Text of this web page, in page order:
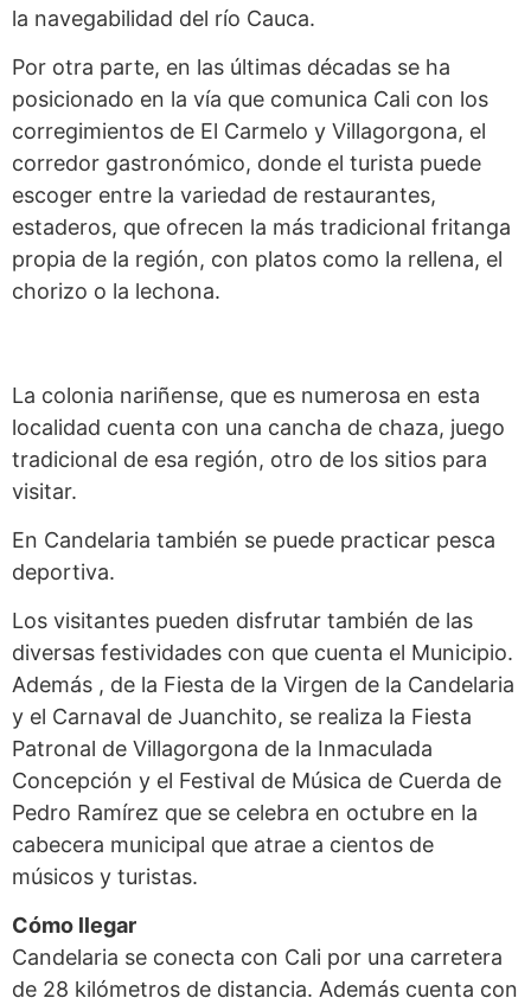
la navegabilidad del río Cauca.
Por otra parte, en las últimas décadas se ha
posicionado en la vía que comunica Cali con los
corregimientos de El Carmelo y Villagorgona, el
corredor gastronómico, donde el turista puede
escoger entre la variedad de restaurantes,
estaderos, que ofrecen la más tradicional fritanga
propia de la región, con platos como la rellena, el
chorizo o la lechona.
La colonia nariñense, que es numerosa en esta
localidad cuenta con una cancha de chaza, juego
tradicional de esa región, otro de los sitios para
visitar.
En Candelaria también se puede practicar pesca
deportiva.
Los visitantes pueden disfrutar también de las
diversas festividades con que cuenta el Municipio.
Además , de la Fiesta de la Virgen de la Candelaria
y el Carnaval de Juanchito, se realiza la Fiesta
Patronal de Villagorgona de la Inmaculada
Concepción y el Festival de Música de Cuerda de
Pedro Ramírez que se celebra en octubre en la
cabecera municipal que atrae a cientos de
músicos y turistas.
Cómo llegar
Candelaria se conecta con Cali por una carretera
de 28 kilómetros de distancia. Además cuenta con